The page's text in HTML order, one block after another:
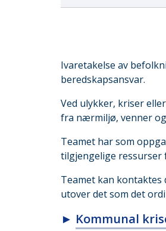
Ivaretakelse av
beredskapsansvar.
Ved ulykker, kriser
fra nærmiljø, venner
Teamet har som
tilgjengelige
Teamet kan
utover det som det
► Kommunal